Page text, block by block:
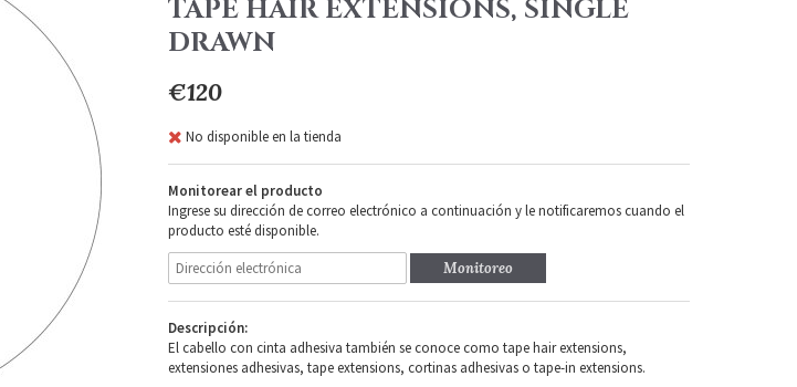
TAPE HAIR EXTENSIONS, SINGLE
DRAWN
€120
No disponible en la tienda
Monitorear el producto
Ingrese su dirección de correo electrónico a continuación y le notificaremos cuando el
producto esté disponible.
Monitoreo
Descripción:
El cabello con cinta adhesiva también se conoce como tape hair extensions,
extensiones adhesivas, tape extensions, cortinas adhesivas o tape-in extensions.